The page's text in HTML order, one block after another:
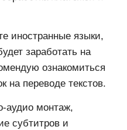
иностранные языки,
заработать на
ознакомиться
на переводе текстов.
аудио монтаж,
субтитров и